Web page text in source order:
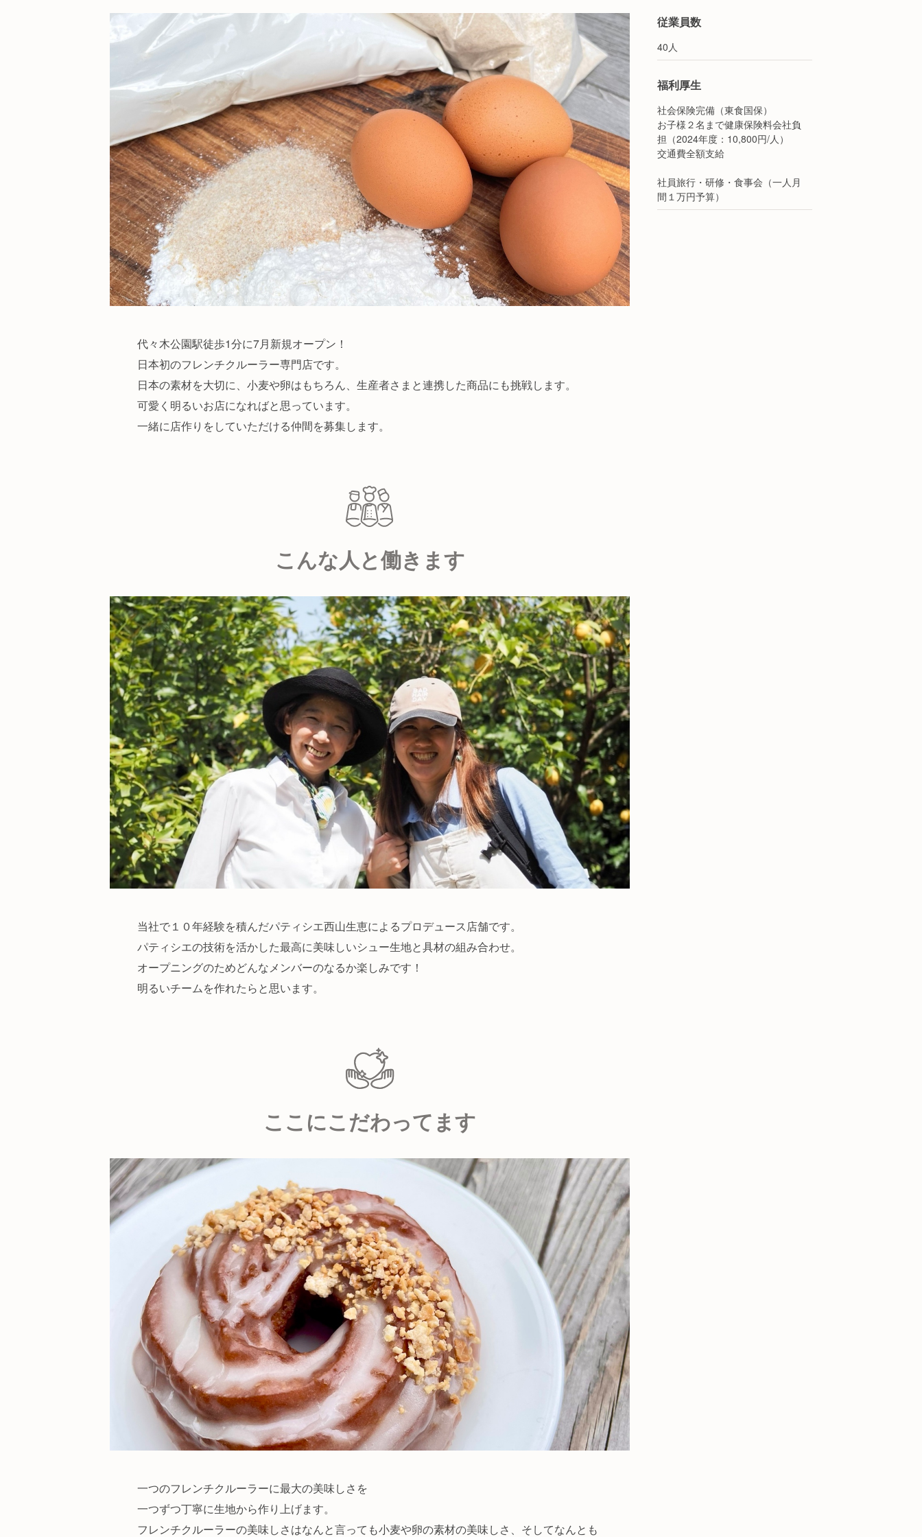
代々木公園駅徒歩1分に7月新規オープン！
日本初のフレンチクルーラー専門店です。
日本の素材を大切に、小麦や卵はもちろん、生産者さまと連携した商品にも挑戦します。
可愛く明るいお店になればと思っています。
一緒に店作りをしていただける仲間を募集します。
こんな人と働きます
当社で１０年経験を積んだパティシエ西山生恵によるプロデュース店舗です。
パティシエの技術を活かした最高に美味しいシュー生地と具材の組み合わせ。
オープニングのためどんなメンバーのなるか楽しみです！
明るいチームを作れたらと思います。
ここにこだわってます
一つのフレンチクルーラーに最大の美味しさを
一つずつ丁寧に生地から作り上げます。
フレンチクルーラーの美味しさはなんと言っても小麦や卵の素材の美味しさ、そしてなんとも
従業員数
40人
福利厚生
社会保険完備（東食国保）
お子様２名まで健康保険料会社負
担（2024年度：10,800円/人）
交通費全額支給
社員旅行・研修・食事会（一人月
間１万円予算）